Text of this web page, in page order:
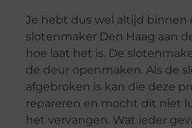
Je hebt dus wel altijd binnen
slotenmaker Den Haag aan
hoe laat het is. De
de deur openmaken. Als de
afgebroken is kan die deze
repareren en mocht dit niet
het vervangen. Wat ieder